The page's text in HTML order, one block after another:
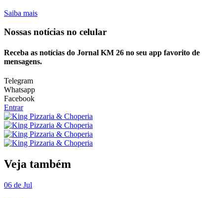
Saiba mais
Nossas notícias no celular
Receba as notícias do Jornal KM 26 no seu app favorito de
mensagens.
Telegram
Whatsapp
Facebook
Entrar
Veja também
06 de Jul